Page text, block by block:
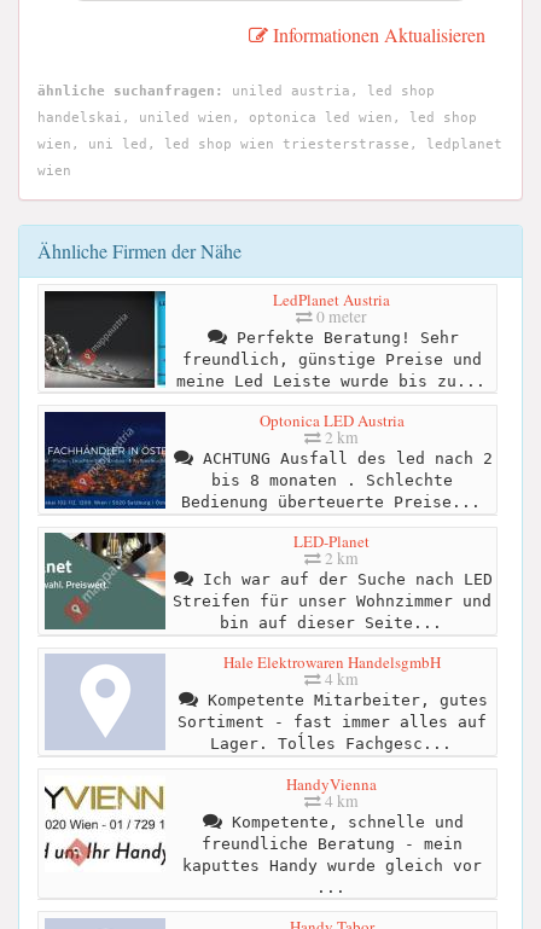
Informationen Aktualisieren
ähnliche suchanfragen:
uniled austria, led shop
handelskai, uniled wien, optonica led wien, led shop
wien, uni led, led shop wien triesterstrasse, ledplanet
wien
Ähnliche Firmen der Nähe
LedPlanet Austria
0 meter
Perfekte Beratung! Sehr
freundlich, günstige Preise und
meine Led Leiste wurde bis zu...
Optonica LED Austria
2 km
ACHTUNG Ausfall des led nach 2
bis 8 monaten . Schlechte
Bedienung überteuerte Preise...
LED-Planet
2 km
Ich war auf der Suche nach LED
Streifen für unser Wohnzimmer und
bin auf dieser Seite...
Hale Elektrowaren HandelsgmbH
4 km
Kompetente Mitarbeiter, gutes
Sortiment - fast immer alles auf
Lager. Toĺles Fachgesc...
HandyVienna
4 km
Kompetente, schnelle und
freundliche Beratung - mein
kaputtes Handy wurde gleich vor
...